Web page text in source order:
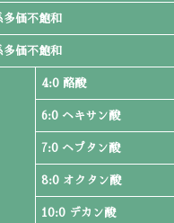
多価不飽和
多価不飽和
4:0 酪酸
6:0 ヘキサン酸
7:0 ヘプタン酸
8:0 オクタン酸
10:0 デカン酸